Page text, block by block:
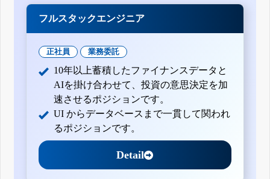
フルスタックエンジニア
正社員 業務委託
10年以上蓄積したファイナンスデータと
AIを掛け合わせて、投資の意思決定を加
速させるポジションです。
UI からデータベースまで一貫して関われ
るポジションです。
Detail